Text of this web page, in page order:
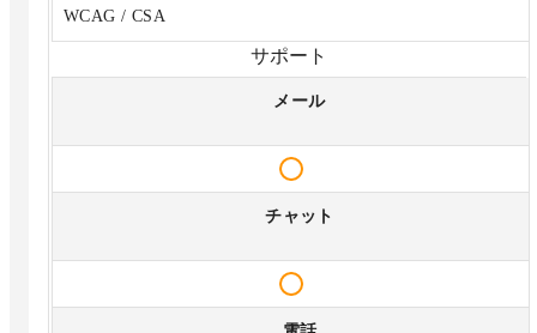
WCAG / CSA
サポート
メール
チャット